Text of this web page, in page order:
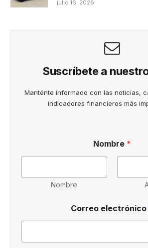
julio 16, 2026
Suscríbete a
Manténte informado con las noticias,
indicadores financieros más
Nombre *
Nombre
n
c
Correo electrónico